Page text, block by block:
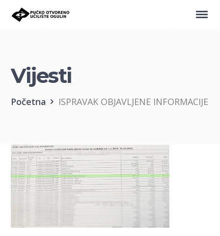
Vijesti
Početna ISPRAVAK OBJAVLJENE INFORMACIJE